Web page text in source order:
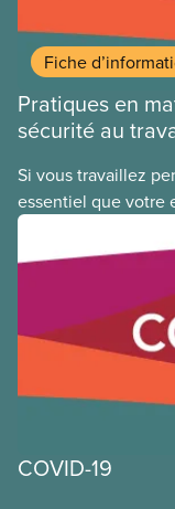
Fiche
Pratiques en
sécurité au
Si vous travaillez
essentiel que votre
précautions
et de sécurité pour
qui cause la
retourniez dans
l’ayez jamais quitté.
orientations
les membres du
pendant cette
COVID-19